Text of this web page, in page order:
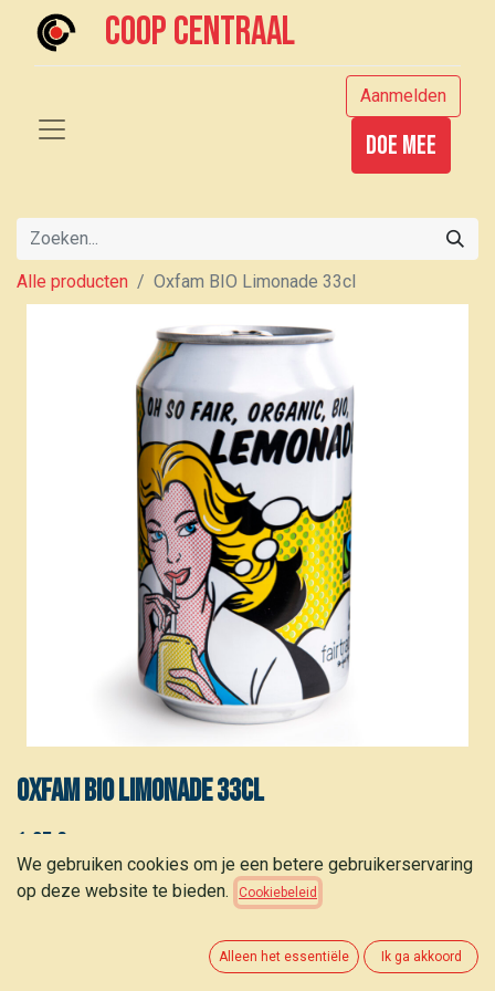
Coop centraal
Aanmelden
Doe mee
Alle producten Oxfam BIO Limonade 33cl
Oxfam BIO Limonade 33cl
1,35 €
TOEVOEGEN AAN WINKELMANDJE
We gebruiken cookies om je een betere gebruikerservaring
op deze website te bieden.
Cookiebeleid
Alleen het essentiële Ik ga akkoord